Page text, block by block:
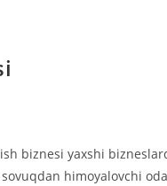
biznesi yaxshi
himoyalovchi